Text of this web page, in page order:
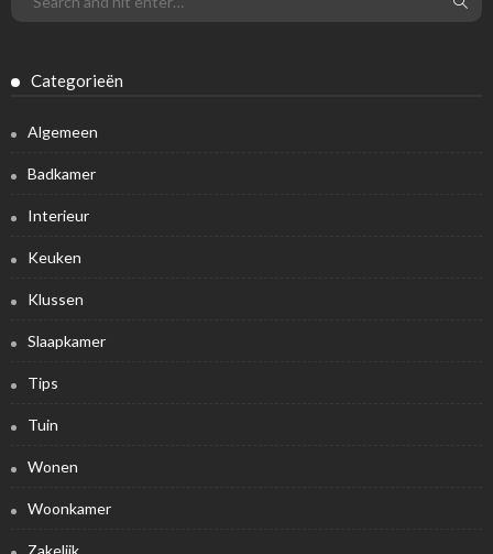
Categorieën
Algemeen
Badkamer
Interieur
Keuken
Klussen
Slaapkamer
Tips
Tuin
Wonen
Woonkamer
Zakelijk